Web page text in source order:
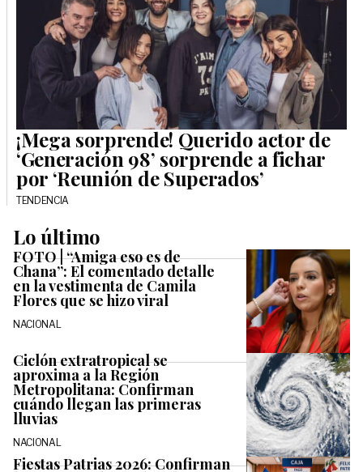
¡Mega sorprende! Querido actor de
‘Generación 98’ sorprende a fichar
por ‘Reunión de Superados’
TENDENCIA
Lo último
FOTO | “Amiga eso es de
Chana”: El comentado detalle
en la vestimenta de Camila
Flores que se hizo viral
NACIONAL
Ciclón extratropical se
aproxima a la Región
Metropolitana: Confirman
cuándo llegan las primeras
lluvias
NACIONAL
Fiestas Patrias 2026: Confirman